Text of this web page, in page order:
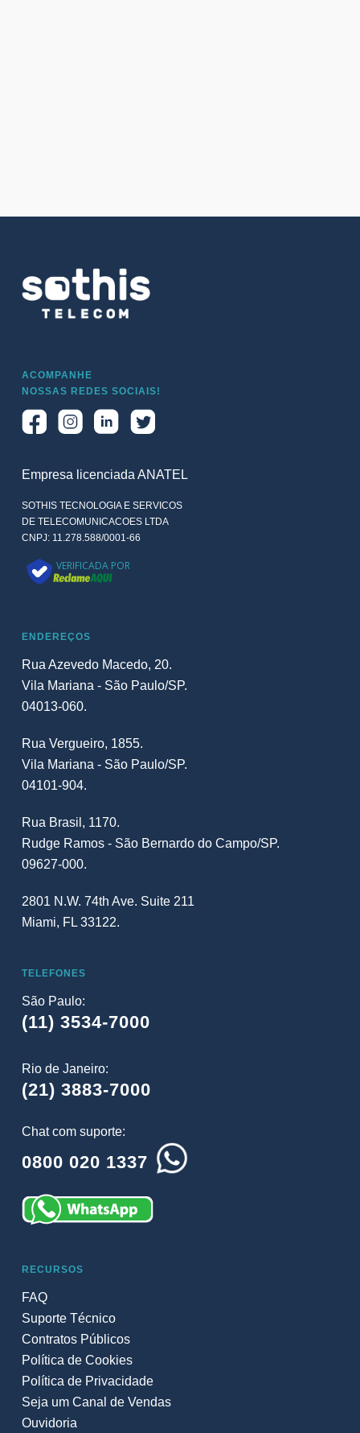
ACOMPANHE
NOSSAS REDES SOCIAIS!
Empresa licenciada ANATEL
SOTHIS TECNOLOGIA E SERVICOS
DE TELECOMUNICACOES LTDA
CNPJ: 11.278.588/0001-66
VERIFICADA POR
ENDEREÇOS
Rua Azevedo Macedo, 20.
Vila Mariana - São Paulo/SP.
04013-060.
Rua Vergueiro, 1855.
Vila Mariana - São Paulo/SP.
04101-904.
Rua Brasil, 1170.
Rudge Ramos - São Bernardo do Campo/SP.
09627-000.
2801 N.W. 74th Ave. Suite 211
Miami, FL 33122.
TELEFONES
São Paulo:
(11) 3534-7000
Rio de Janeiro:
(21) 3883-7000
Chat com suporte:
0800 020 1337
RECURSOS
FAQ
Suporte Técnico
Contratos Públicos
Política de Cookies
Política de Privacidade
Seja um Canal de Vendas
Ouvidoria